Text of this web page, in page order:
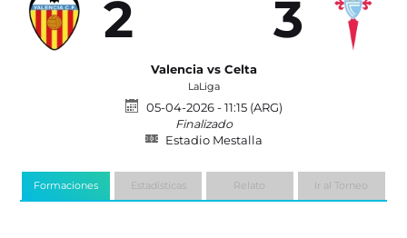
2 3
Valencia vs Celta
LaLiga
05-04-2026 - 11:15 (ARG)
Finalizado
Estadio Mestalla
Formaciones Estadísticas Relato Ir al Torneo